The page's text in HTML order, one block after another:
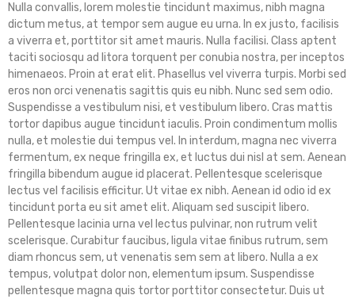
Nulla convallis, lorem molestie tincidunt maximus, nibh magna
dictum metus, at tempor sem augue eu urna. In ex justo, facilisis
a viverra et, porttitor sit amet mauris. Nulla facilisi. Class aptent
taciti sociosqu ad litora torquent per conubia nostra, per inceptos
himenaeos. Proin at erat elit. Phasellus vel viverra turpis. Morbi sed
eros non orci venenatis sagittis quis eu nibh. Nunc sed sem odio.
Suspendisse a vestibulum nisi, et vestibulum libero. Cras mattis
tortor dapibus augue tincidunt iaculis. Proin condimentum mollis
nulla, et molestie dui tempus vel. In interdum, magna nec viverra
fermentum, ex neque fringilla ex, et luctus dui nisl at sem. Aenean
fringilla bibendum augue id placerat. Pellentesque scelerisque
lectus vel facilisis efficitur. Ut vitae ex nibh. Aenean id odio id ex
tincidunt porta eu sit amet elit. Aliquam sed suscipit libero.
Pellentesque lacinia urna vel lectus pulvinar, non rutrum velit
scelerisque. Curabitur faucibus, ligula vitae finibus rutrum, sem
diam rhoncus sem, ut venenatis sem sem at libero. Nulla a ex
tempus, volutpat dolor non, elementum ipsum. Suspendisse
pellentesque magna quis tortor porttitor consectetur. Duis ut